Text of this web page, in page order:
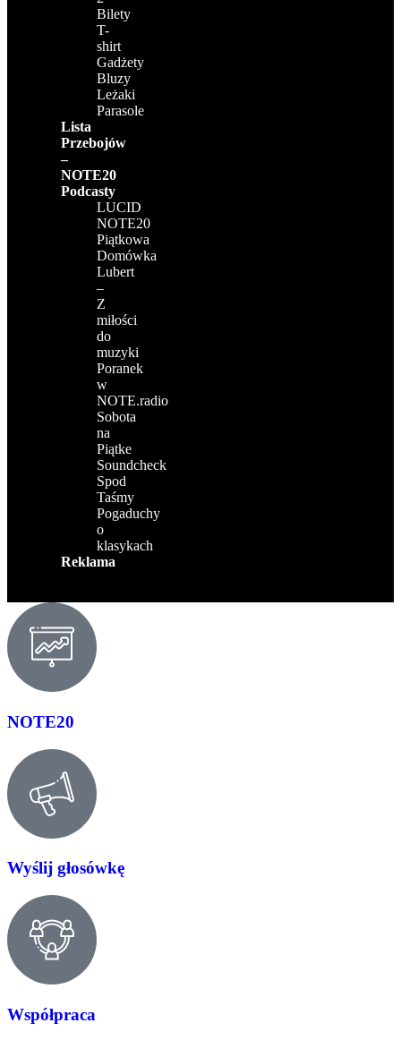
Bilety
T-
shirt
Gadżety
Bluzy
Leżaki
Parasole
Lista
Przebojów
–
NOTE20
Podcasty
LUCID
NOTE20
Piątkowa
Domówka
Lubert
–
Z
miłości
do
muzyki
Poranek
w
NOTE.radio
Sobota
na
Piątke
Soundcheck
Spod
Taśmy
Pogaduchy
o
klasykach
Reklama
NOTE20
Wyślij głosówkę
Współpraca